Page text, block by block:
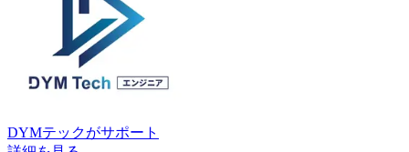
DYMテックがサポート